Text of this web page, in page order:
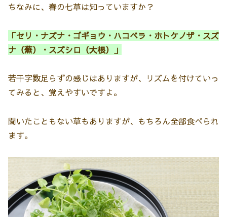
ちなみに、春の七草は知っていますか？
「セリ・ナズナ・ゴギョウ・ハコベラ・ホトケノザ・スズ
ナ（蕪）・スズシロ（大根）」
若干字数足らずの感じはありますが、リズムを付けていっ
てみると、覚えやすいですよ。
聞いたこともない草もありますが、もちろん全部食べられ
ます。